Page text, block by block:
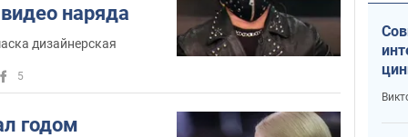
наряда
дизайнерская
5
годом